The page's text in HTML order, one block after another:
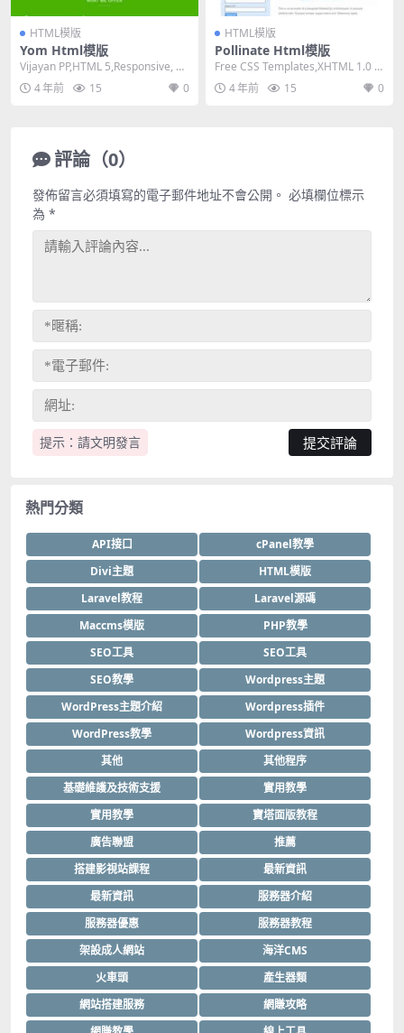
HTML模版
Yom Html模版
Vijayan PP,HTML 5,Responsive, 3
Columns,...
4 年前 15 0
HTML模版
Pollinate Html模版
Free CSS Templates,XHTML 1.0 St
rict,Fixe...
4 年前 15 0
評論（0）
提示：請文明發言
發佈留言必須填寫的電子郵件地址不會公開。 必填欄位標示
為 *
熱門分類
API接口
cPanel教學
Divi主題
HTML模版
Laravel教程
Laravel源碼
Maccms模版
PHP教學
SEO工具
SEO工具
SEO教學
Wordpress主題
WordPress主題介紹
Wordpress插件
WordPress教學
Wordpress資訊
其他
其他程序
基礎維護及技術支援
實用教學
實用教學
寶塔面版教程
廣告聯盟
推薦
搭建影視站課程
最新資訊
最新資訊
服務器介紹
服務器優惠
服務器教程
架設成人網站
海洋CMS
火車頭
產生器類
網站搭建服務
網賺攻略